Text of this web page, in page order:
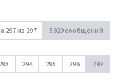
297из 297 5929 сообщений
294 295 296 297